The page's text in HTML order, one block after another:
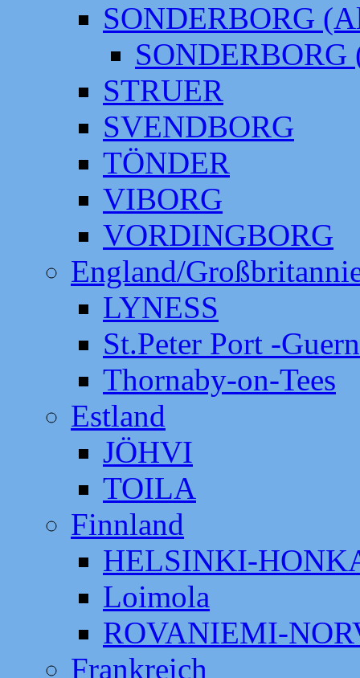
SONDERBORG
SONDERBORG
STRUER
SVENDBORG
TÖNDER
VIBORG
VORDINGBORG
England/
LYNESS
St.Peter Port -
Thornaby-on-Tees
Estland
JÖHVI
TOILA
Finnland
HELSINKI-
Loimola
ROVANIEMI-
Frankreich